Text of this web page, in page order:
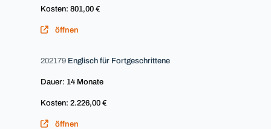
Kosten: 801,00 €
öffnen
202179 Englisch für Fortgeschrittene
Dauer: 14 Monate
Kosten: 2.226,00 €
öffnen